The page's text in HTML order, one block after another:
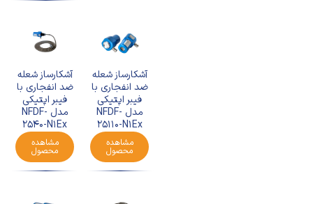
آشکارساز شعله
ضد انفجاری با
فیبر اپتیکی
مدل NFDF-
25110-N1Ex
مشاهده
محصول
آشکارساز شعله
ضد انفجاری با
فیبر اپتیکی
مدل NFDF-
2540-N1Ex
مشاهده
محصول